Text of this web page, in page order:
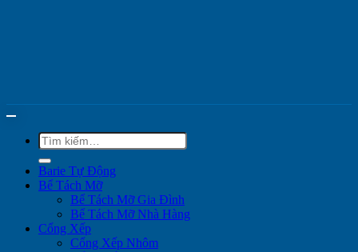
Tìm
kiếm:
Barie Tự Động
Bể Tách Mỡ
Bể Tách Mỡ Gia Đình
Bể Tách Mỡ Nhà Hàng
Cổng Xếp
Cổng Xếp Nhôm